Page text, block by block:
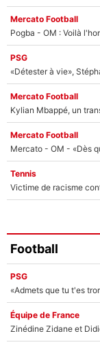
Mercato Football
Pogba - OM : Voilà
PSG
«Détester à vie»,
Mercato Football
Kylian Mbappé, un
Mercato Football
Tennis
Football
PSG
Équipe de France